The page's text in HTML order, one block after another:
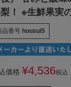
！ ※生鮮果実
品番号 housui5
価格 ¥4,536税込